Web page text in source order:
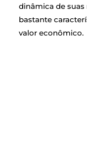
dinâmica de
bastante
valor econômico.